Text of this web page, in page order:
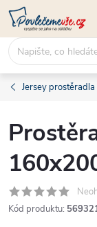
Přejít
obsah
Jersey
Kód produktu: